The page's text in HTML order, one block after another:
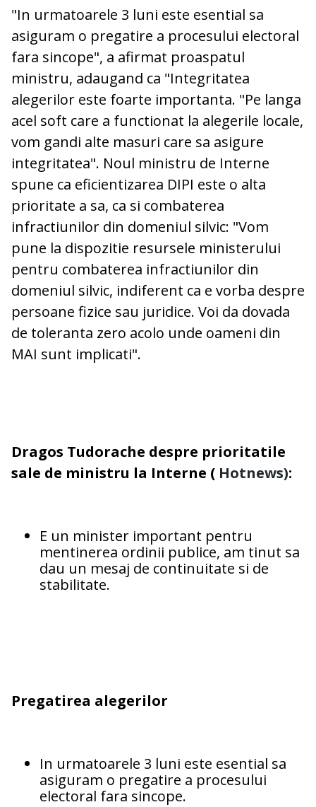
"In urmatoarele 3 luni este esential sa
asiguram o pregatire a procesului electoral
fara sincope", a afirmat proaspatul
ministru, adaugand ca "Integritatea
alegerilor este foarte importanta. "Pe langa
acel soft care a functionat la alegerile locale,
vom gandi alte masuri care sa asigure
integritatea". Noul ministru de Interne
spune ca eficientizarea DIPI este o alta
prioritate a sa, ca si combaterea
infractiunilor din domeniul silvic: "Vom
pune la dispozitie resursele ministerului
pentru combaterea infractiunilor din
domeniul silvic, indiferent ca e vorba despre
persoane fizice sau juridice. Voi da dovada
de toleranta zero acolo unde oameni din
MAI sunt implicati".
Dragos Tudorache despre prioritatile
sale de ministru la Interne ( Hotnews):
E un minister important pentru
mentinerea ordinii publice, am tinut sa
dau un mesaj de continuitate si de
stabilitate.
Pregatirea alegerilor
In urmatoarele 3 luni este esential sa
asiguram o pregatire a procesului
electoral fara sincope.